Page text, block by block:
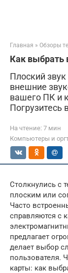
Главная » Обзоры
Как выбрать
Плоский
внешние
вашего ПК и
Погрузитесь
На чтение: 7 мин
Компьютеры и
Столкнулись с
плоским или
Часто
справляются с
предлагает
делает выбор
пользователя.
карты: как